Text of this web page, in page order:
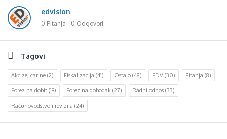
edvision
0 Pitanja 0 Odgovori
Tagovi
Akcize, carine (2) Fiskalizacija (41) Ostalo (48) PDV (30) Pitanja (8)
Porez na dobit (19) Porez na dohodak (27) Radni odnos (33)
Računovodstvo i revizija (24)